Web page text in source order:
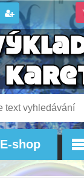
E-shop